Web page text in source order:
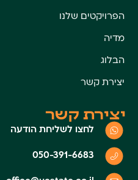
הפרויקטים שלנו
מדיה
הבלוג
יצירת קשר
יצירת קשר
לחצו לשליחת הודעה
050-391-6683